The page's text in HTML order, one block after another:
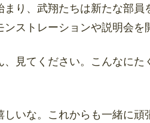
まり、武翔たちは新たな部
ンストレーションや説明会を
、見てください。こんなに
しいな。これからも一緒に